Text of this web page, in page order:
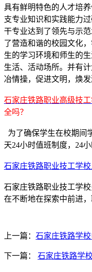
具有鲜明特色的人才培
支专业知识和实践能力
干专业达到了领先与示
了营造和谐的校园文化
生的学习环境和师生的
生活、活动场所。并有
冶情操，促进文明，焕
石家庄铁路职业高级技
全吗？
为了确保学生在校期间
天24小时值班制度，24小
石家庄铁路职业技工学
石家庄铁路职业技工学
在不断地在探索中前进
上一篇： 石家庄铁路学
下一篇： 石家庄铁路学